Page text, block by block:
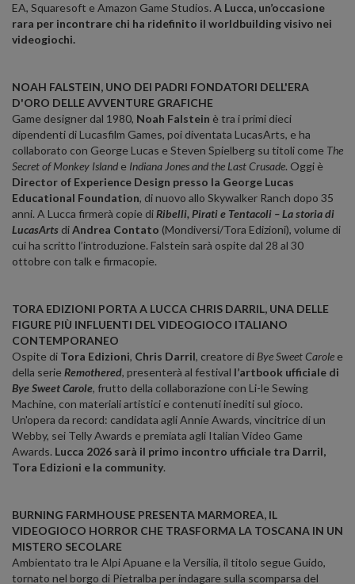
EA, Squaresoft e Amazon Game Studios. A Lucca, un’occasione
rara per incontrare chi ha ridefinito il worldbuilding visivo nei
videogiochi.
NOAH FALSTEIN, UNO DEI PADRI FONDATORI DELL'ERA
D'ORO DELLE AVVENTURE GRAFICHE
Game designer dal 1980, Noah Falstein è tra i primi dieci
dipendenti di Lucasfilm Games, poi diventata LucasArts, e ha
collaborato con George Lucas e Steven Spielberg su titoli come The
Secret of Monkey Island e Indiana Jones and the Last Crusade. Oggi è
Director of Experience Design presso la George Lucas
Educational Foundation, di nuovo allo Skywalker Ranch dopo 35
anni. A Lucca firmerà copie diRibelli, Pirati e Tentacoli – La storia di
LucasArts diAndrea Contato (Mondiversi/Tora Edizioni), volume di
cui ha scritto l’introduzione. Falstein sarà ospite dal 28 al 30
ottobre con talk e firmacopie.
TORA EDIZIONI PORTA A LUCCA CHRIS DARRIL, UNA DELLE
FIGURE PIÙ INFLUENTI DEL VIDEOGIOCO ITALIANO
CONTEMPORANEO
Ospite di Tora Edizioni, Chris Darril, creatore di Bye Sweet Carole e
della serie Remothered, presenterà al festival l’artbook ufficiale di
Bye Sweet Carole, frutto della collaborazione con Li-le Sewing
Machine, con materiali artistici e contenuti inediti sul gioco.
Un'opera da record: candidata agli Annie Awards, vincitrice di un
Webby, sei Telly Awards e premiata agli Italian Video Game
Awards. Lucca 2026 sarà il primo incontro ufficiale tra Darril,
Tora Edizioni e la community.
BURNING FARMHOUSE PRESENTA MARMOREA, IL
VIDEOGIOCO HORROR CHE TRASFORMA LA TOSCANA IN UN
MISTERO SECOLARE
Ambientato tra le Alpi Apuane e la Versilia, il titolo segue Guido,
tornato nel borgo di Pietralba per indagare sulla scomparsa del